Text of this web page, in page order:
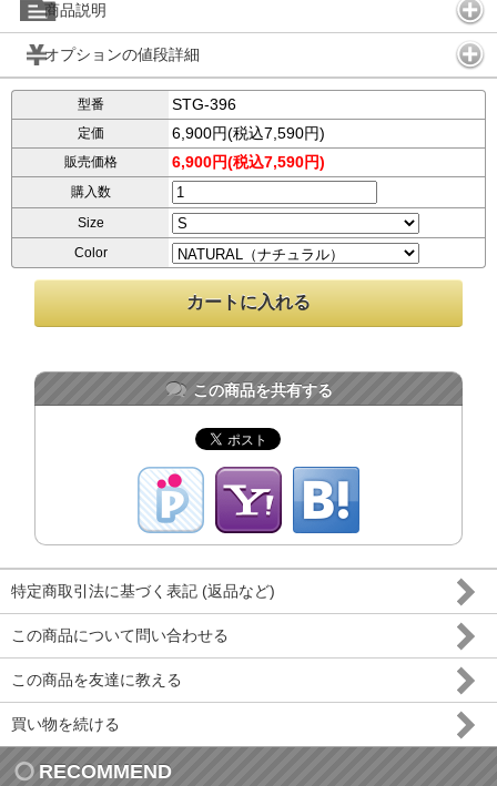
商品説明
オプションの値段詳細
型番 STG-396
定価 6,900円(税込7,590円)
販売価格 6,900円(税込7,590円)
購入数
Size
Color
この商品を共有する
特定商取引法に基づく表記 (返品など)
この商品について問い合わせる
この商品を友達に教える
買い物を続ける
RECOMMEND